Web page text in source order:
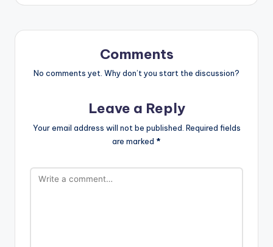
Comments
No comments yet. Why don’t you start the discussion?
Leave a Reply
Your email address will not be published. Required fields
are marked *